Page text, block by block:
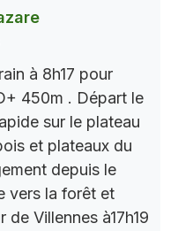
à 8h17 pour
450m . Départ le
sur le plateau
et plateaux du
depuis le
vers la forêt et
Villennes à17h19